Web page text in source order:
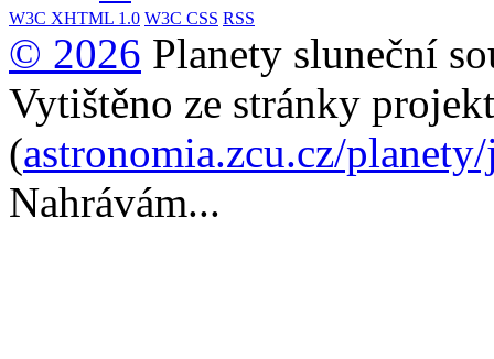
W3C XHTML 1.0 W3C CSS RSS
© 2026 Planety sluneční
Vytištěno ze stránky
(astronomia.zcu.cz/
Nahrávám...